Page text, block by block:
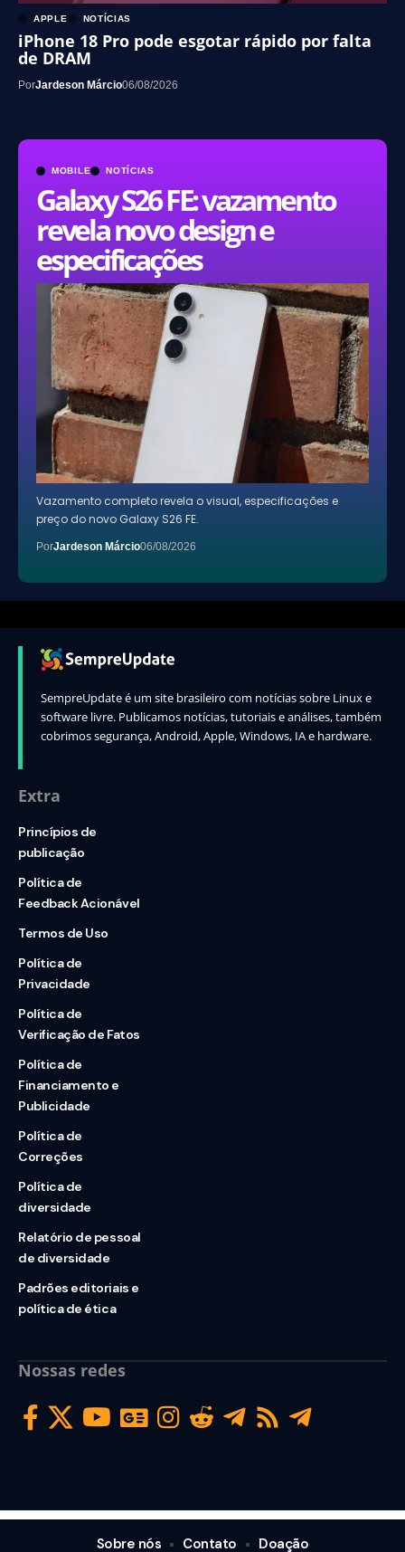
MOBILE NOTÍCIAS
Galaxy S26 FE: vazamento
revela novo design e
especificações
Vazamento completo revela o visual, especificações e
preço do novo Galaxy S26 FE.
PorJardeson Márcio06/08/2026
APPLE NOTÍCIAS
iPhone 18 Pro pode esgotar rápido por falta
de DRAM
PorJardeson Márcio06/08/2026
SempreUpdate é um site brasileiro com notícias sobre Linux e
software livre. Publicamos notícias, tutoriais e análises, também
cobrimos segurança, Android, Apple, Windows, IA e hardware.
Extra
Princípios de
publicação
Política de
Feedback Acionável
Termos de Uso
Política de
Privacidade
Política de
Verificação de Fatos
Política de
Financiamento e
Publicidade
Política de
Correções
Política de
diversidade
Relatório de pessoal
de diversidade
Padrões editoriais e
política de ética
Nossas redes
Sobre nós Contato Doação